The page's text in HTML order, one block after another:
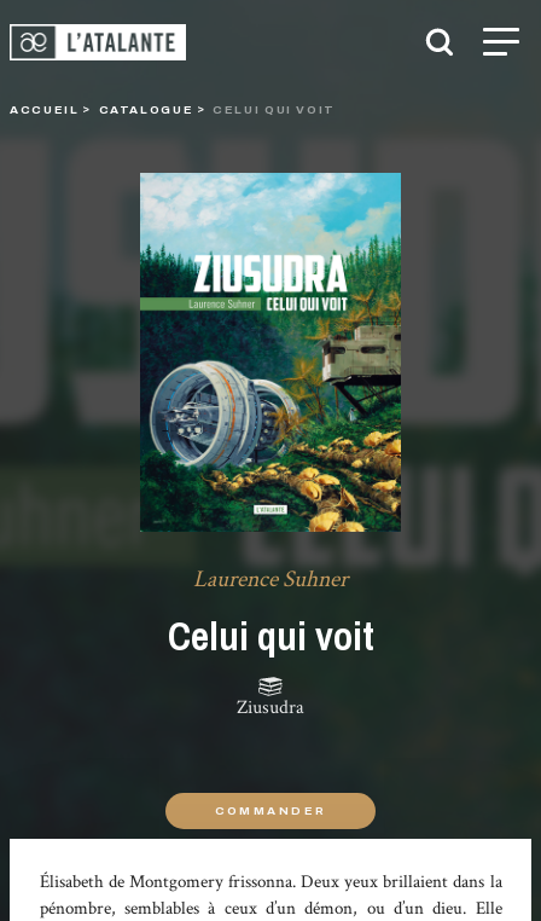
ACCUEIL CATALOGUE CELUI QUI VOIT
Laurence Suhner
Celui qui voit
Ziusudra
COMMANDER
Élisabeth de Montgomery frissonna. Deux yeux brillaient dans la
pénombre, semblables à ceux d’un démon, ou d’un dieu. Elle